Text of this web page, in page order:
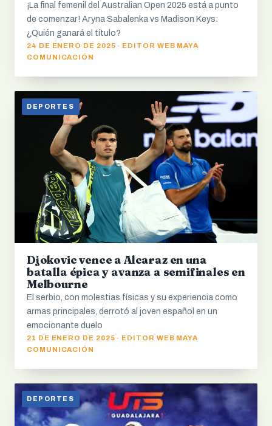
¡La final femenil del Australian Open 2025 está a punto
de comenzar! Aryna Sabalenka vs Madison Keys:
¿Quién ganará el título?
24 DE ENERO DE 2025 · EDITOR WEB MAYA
COMUNICACIÓN
DEPORTES
Djokovic vence a Alcaraz en una
batalla épica y avanza a semifinales en
Melbourne
El serbio, con molestias físicas y su experiencia como
armas principales, derrotó al joven español en un
emocionante duelo
21 DE ENERO DE 2025 · EDITOR WEB MAYA
COMUNICACIÓN
DEPORTES